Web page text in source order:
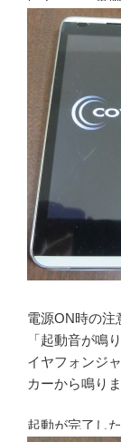
電源ON時の注
「起動音が鳴
イヤフォンジ
カーから鳴りま
起動が完了し